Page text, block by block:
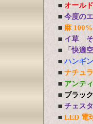
■ オール
■ 今度の
■ 麻
■ イ草 そ
■ 「快適
■ ハンギ
■ ナチュ
■ アンテ
■ ブラッ
■ チェス
■ LED 電